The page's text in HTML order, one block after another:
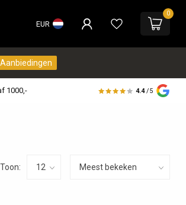
EUR
0
Aanbiedingen
1000,- 4.4 /5
Toon: